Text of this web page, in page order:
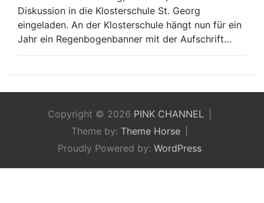
Diskussion in die Klosterschule St. Georg
eingeladen. An der Klosterschule hängt nun für ein
Jahr ein Regenbogenbanner mit der Aufschrift…
Copyright © 2026 PINK CHANNEL
Theme by: Theme Horse
Proudly Powered by: WordPress